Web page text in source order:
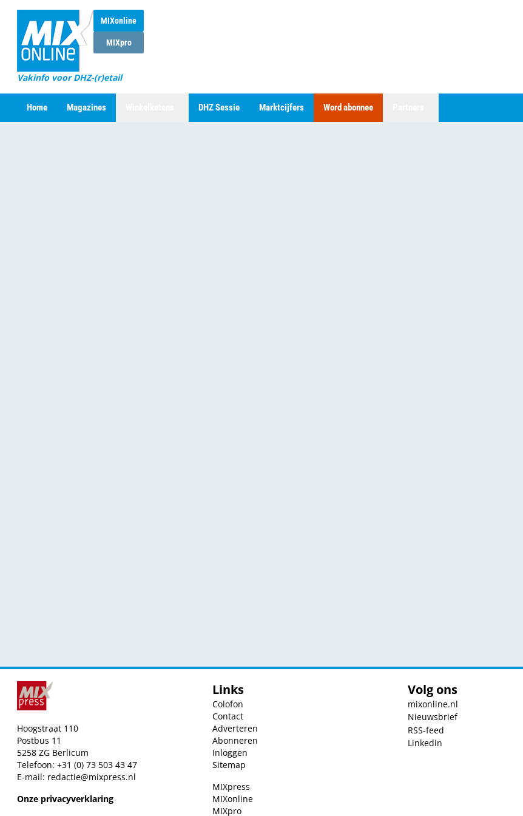
MIXonline
MIXpro
Vakinfo voor DHZ-(r)etail
Home Magazines DHZ Sessie Marktcijfers Word abonnee
Hoogstraat 110
Postbus 11
5258 ZG Berlicum
Telefoon: +31 (0) 73 503 43 47
E-mail: redactie@mixpress.nl
Onze privacyverklaring
Links
Colofon
Contact
Adverteren
Abonneren
Inloggen
Sitemap
MIXpress
MIXonline
MIXpro
Volg ons
mixonline.nl
Nieuwsbrief
RSS-feed
Linkedin